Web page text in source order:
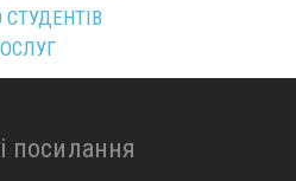
посилання